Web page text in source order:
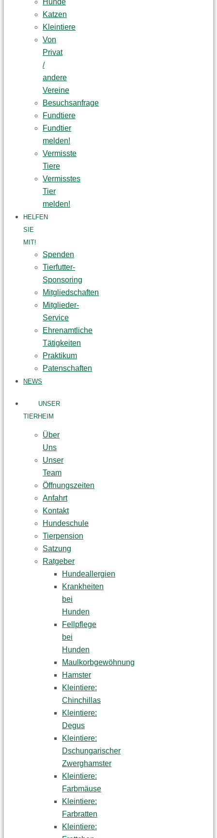
Katzen
Kleintiere
Von
Privat
/
andere
Vereine
Besuchsanfrage
Fundtiere
Fundtier
melden!
Vermisste
Tiere
Vermisstes
Tier
melden!
HELFEN
SIE
MIT!
Spenden
Tierfutter-
Sponsoring
Mitgliedschaften
Mitglieder-
Service
Ehrenamtliche
Tätigkeiten
Praktikum
Patenschaften
NEWS
UNSER
TIERHEIM
Über
Uns
Unser
Team
Öffnungszeiten
Anfahrt
Kontakt
Hundeschule
Tierpension
Satzung
Ratgeber
Hundeallergien
Krankheiten
bei
Hunden
Fellpflege
bei
Hunden
Maulkorbgewöhnung
Hamster
Kleintiere:
Chinchillas
Kleintiere:
Degus
Kleintiere:
Dschungarischer
Zwerghamster
Kleintiere:
Farbmäuse
Kleintiere:
Farbratten
Kleintiere: